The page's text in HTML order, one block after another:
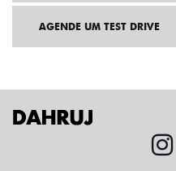
AGENDE UM TEST DRIVE